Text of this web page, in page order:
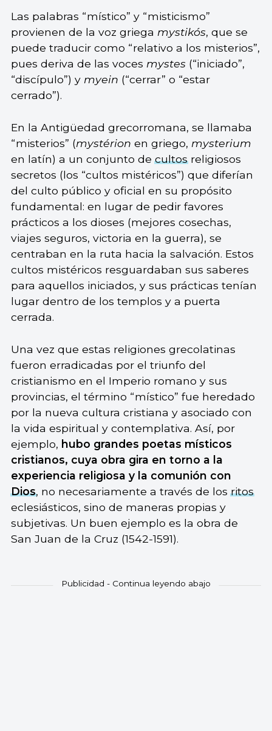
Las palabras “místico” y “misticismo”
provienen de la voz griega mystikós, que se
puede traducir como “relativo a los misterios”,
pues deriva de las voces mystes (“iniciado”,
“discípulo”) y myein (“cerrar” o “estar
cerrado”).
En la Antigüedad grecorromana, se llamaba
“misterios” (mystérion en griego, mysterium
en latín) a un conjunto decultosreligiosos
secretos (los “cultos mistéricos”) que diferían
del culto público y oficial en su propósito
fundamental: en lugar de pedir favores
prácticos a los dioses (mejores cosechas,
viajes seguros, victoria en la guerra), se
centraban en la ruta hacia la salvación. Estos
cultos mistéricos resguardaban sus saberes
para aquellos iniciados, y sus prácticas tenían
lugar dentro de los templos y a puerta
cerrada.
Una vez que estas religiones grecolatinas
fueron erradicadas por el triunfo del
cristianismo en el Imperio romano y sus
provincias, el término “místico” fue heredado
por la nueva cultura cristiana y asociado con
la vida espiritual y contemplativa. Así, por
ejemplo, hubo grandes poetas místicos
cristianos, cuya obra gira en torno a la
experiencia religiosa y la comunión con
Dios, no necesariamente a través de losritos
eclesiásticos, sino de maneras propias y
subjetivas. Un buen ejemplo es la obra de
San Juan de la Cruz (1542-1591).